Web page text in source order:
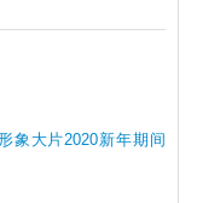
象大片2020新年期间